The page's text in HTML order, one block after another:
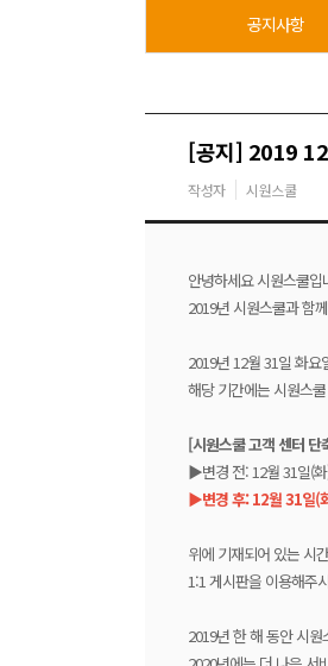
공지사항
[공지] 2019 12
작성자 시원스쿨
안녕하세요 시원스쿨입
2019년 시원스쿨과 함
2019년 12월 31일 화
해당 기간에는 시원스
[시원스쿨 고객 센터 단
▶변경 전: 12월 31일(
▶변경 후: 12월 31일(
위에 기재되어 있는 시
1:1 게시판을 이용해주
2019년 한 해 동안 시